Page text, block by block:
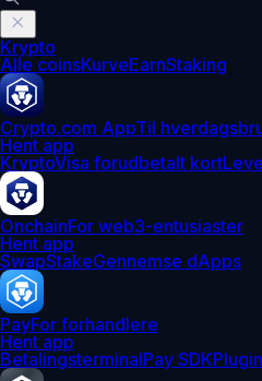
Krypto
Alle coinsKurveEarnStaking
Crypto.com AppTil
Hent app
KryptoVisa forudbetalt kort
OnchainFor web3-entusiaster
Hent app
SwapStakeGennemse dApps
PayFor forhandlere
Hent app
BetalingsterminalPay SDK